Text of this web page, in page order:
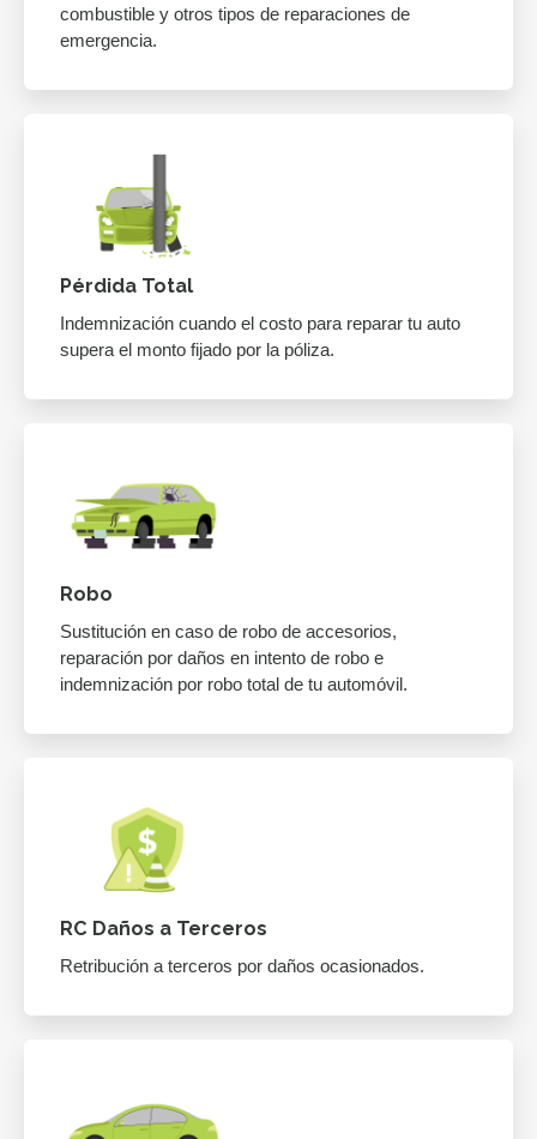
combustible y otros tipos de reparaciones de
emergencia.
Pérdida Total
Indemnización cuando el costo para reparar tu auto
supera el monto fijado por la póliza.
Robo
Sustitución en caso de robo de accesorios,
reparación por daños en intento de robo e
indemnización por robo total de tu automóvil.
RC Daños a Terceros
Retribución a terceros por daños ocasionados.